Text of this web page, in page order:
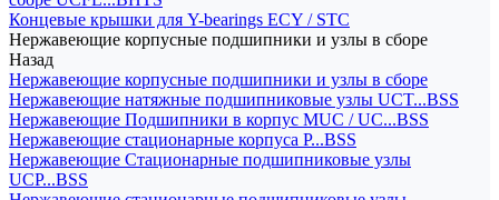
Концевые крышки для Y-bearings ECY / STC
Нержавеющие корпусные подшипники и узлы в сборе
Назад
Нержавеющие корпусные подшипники и узлы в сборе
Нержавеющие натяжные подшипниковые узлы UCT...BSS
Нержавеющие Подшипники в корпус MUC / UC...BSS
Нержавеющие стационарные корпуса P...BSS
Нержавеющие Стационарные подшипниковые узлы
UCP...BSS